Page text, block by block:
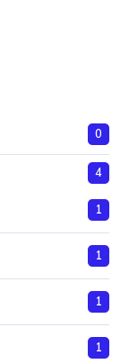
0
4
1
1
1
1